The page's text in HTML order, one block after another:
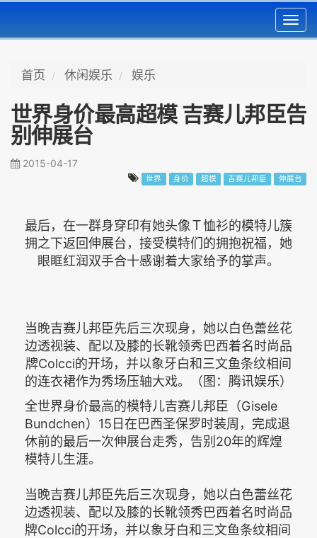
首页 休闲娱乐 娱乐
世界身价最高超模 吉赛儿邦臣告
别伸展台
2015-04-17
世界 身价 超模 吉赛儿邦臣 伸展台
最后，在一群身穿印有她头像Ｔ恤衫的模特儿簇
拥之下返回伸展台，接受模特们的拥抱祝福，她
眼眶红润双手合十感谢着大家给予的掌声。
当晚吉赛儿邦臣先后三次现身，她以白色蕾丝花
边透视装、配以及膝的长靴领秀巴西着名时尚品
牌Colcci的开场，并以象牙白和三文鱼条纹相间
的连衣裙作为秀场压轴大戏。（图：腾讯娱乐）
全世界身价最高的模特儿吉赛儿邦臣（Gisele
Bundchen）15日在巴西圣保罗时装周，完成退
休前的最后一次伸展台走秀，告别20年的辉煌
模特儿生涯。
当晚吉赛儿邦臣先后三次现身，她以白色蕾丝花
边透视装、配以及膝的长靴领秀巴西着名时尚品
牌Colcci的开场，并以象牙白和三文鱼条纹相间